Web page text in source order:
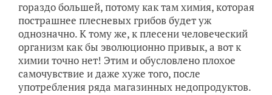
гораздо большей, потому как там химия, которая
пострашнее плесневых грибов будет уж
однозначно. К тому же, к плесени человеческий
организм как бы эволюционно привык, а вот к
химии точно нет! Этим и обусловлено плохое
самочувствие и даже хуже того, после
употребления ряда магазинных недопродуктов.